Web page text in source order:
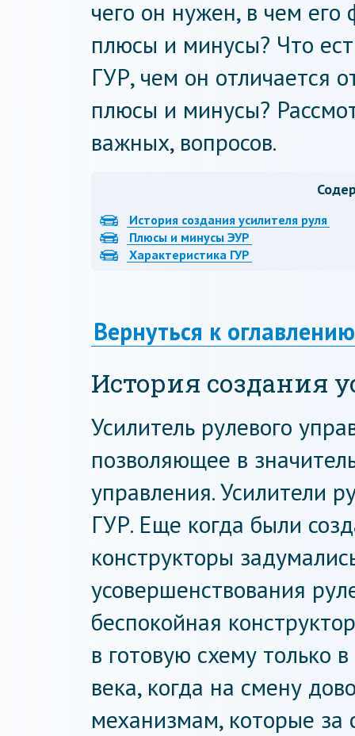
чего он нужен, в чем его
плюсы и минусы? Что
ГУР, чем он отличается
плюсы и минусы?
важных, вопросов.
История создания усилителя руля
Плюсы и минусы ЭУР
Характеристика ГУР
Вернуться к оглавлению
История создания
Усилитель рулевого
позволяющее в
управления. Усилители
ГУР. Еще когда были
конструкторы
усовершенствования
беспокойная
в готовую схему только
века, когда на смену
механизмам, которые